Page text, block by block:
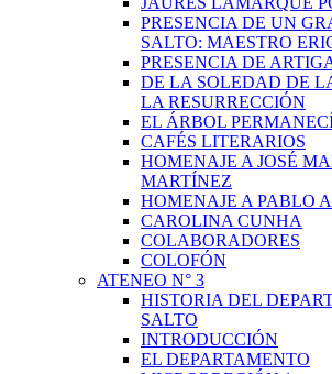
PRESENCIA DE UN
SALTO: MAESTRO
PRESENCIA DE
DE LA SOLEDAD DE
LA RESURRECCIÓN
EL ÁRBOL
CAFÉS LITERARIOS
HOMENAJE A JOSÉ
MARTÍNEZ
HOMENAJE A PABLO
CAROLINA CUNHA
COLABORADORES
COLOFÓN
ATENEO N° 3
HISTORIA DEL
SALTO
INTRODUCCIÓN
EL DEPARTAMENTO